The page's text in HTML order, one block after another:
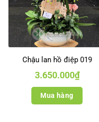
Chậu lan hồ điệp 019
3.650.000₫
Mua hàng